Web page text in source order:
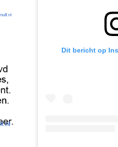
Dit bericht op